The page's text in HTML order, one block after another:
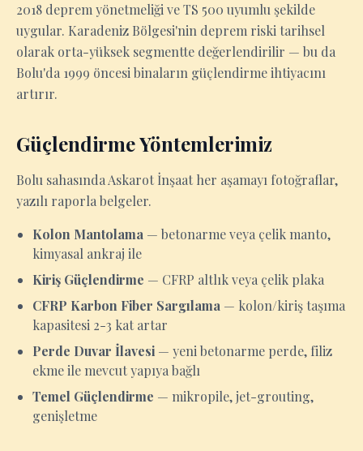
2018 deprem yönetmeliği ve TS 500 uyumlu şekilde
uygular. Karadeniz Bölgesi'nin deprem riski tarihsel
olarak orta-yüksek segmentte değerlendirilir — bu da
Bolu'da 1999 öncesi binaların güçlendirme ihtiyacını
artırır.
Güçlendirme Yöntemlerimiz
Bolu sahasında Askarot İnşaat her aşamayı fotoğraflar,
yazılı raporla belgeler.
Kolon Mantolama — betonarme veya çelik manto,
kimyasal ankraj ile
Kiriş Güçlendirme — CFRP altlık veya çelik plaka
CFRP Karbon Fiber Sargılama — kolon/kiriş taşıma
kapasitesi 2-3 kat artar
Perde Duvar İlavesi — yeni betonarme perde, filiz
ekme ile mevcut yapıya bağlı
Temel Güçlendirme — mikropile, jet-grouting,
genişletme